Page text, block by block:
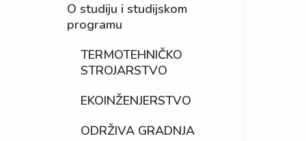
O studiju i studijskom
programu
TERMOTEHNIČKO
STROJARSTVO
EKOINŽENJERSTVO
ODRŽIVA GRADNJA